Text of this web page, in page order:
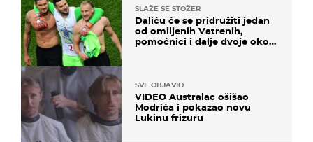
SLAŽE SE STOŽER
Daliću će se pridružiti jedan
od omiljenih Vatrenih,
pomoćnici i dalje dvoje oko
SVE OBJAVIO
VIDEO Australac ošišao
Modrića i pokazao novu
Lukinu frizuru